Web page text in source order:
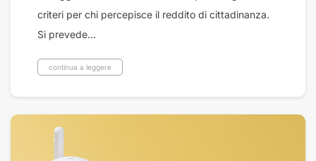
criteri per chi percepisce il reddito di cittadinanza.
Si prevede...
continua a leggere